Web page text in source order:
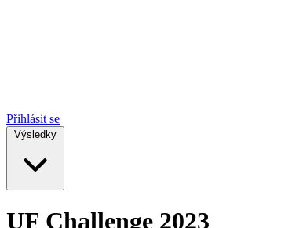
Přihlásit se
Výsledky
UF Challenge 2023